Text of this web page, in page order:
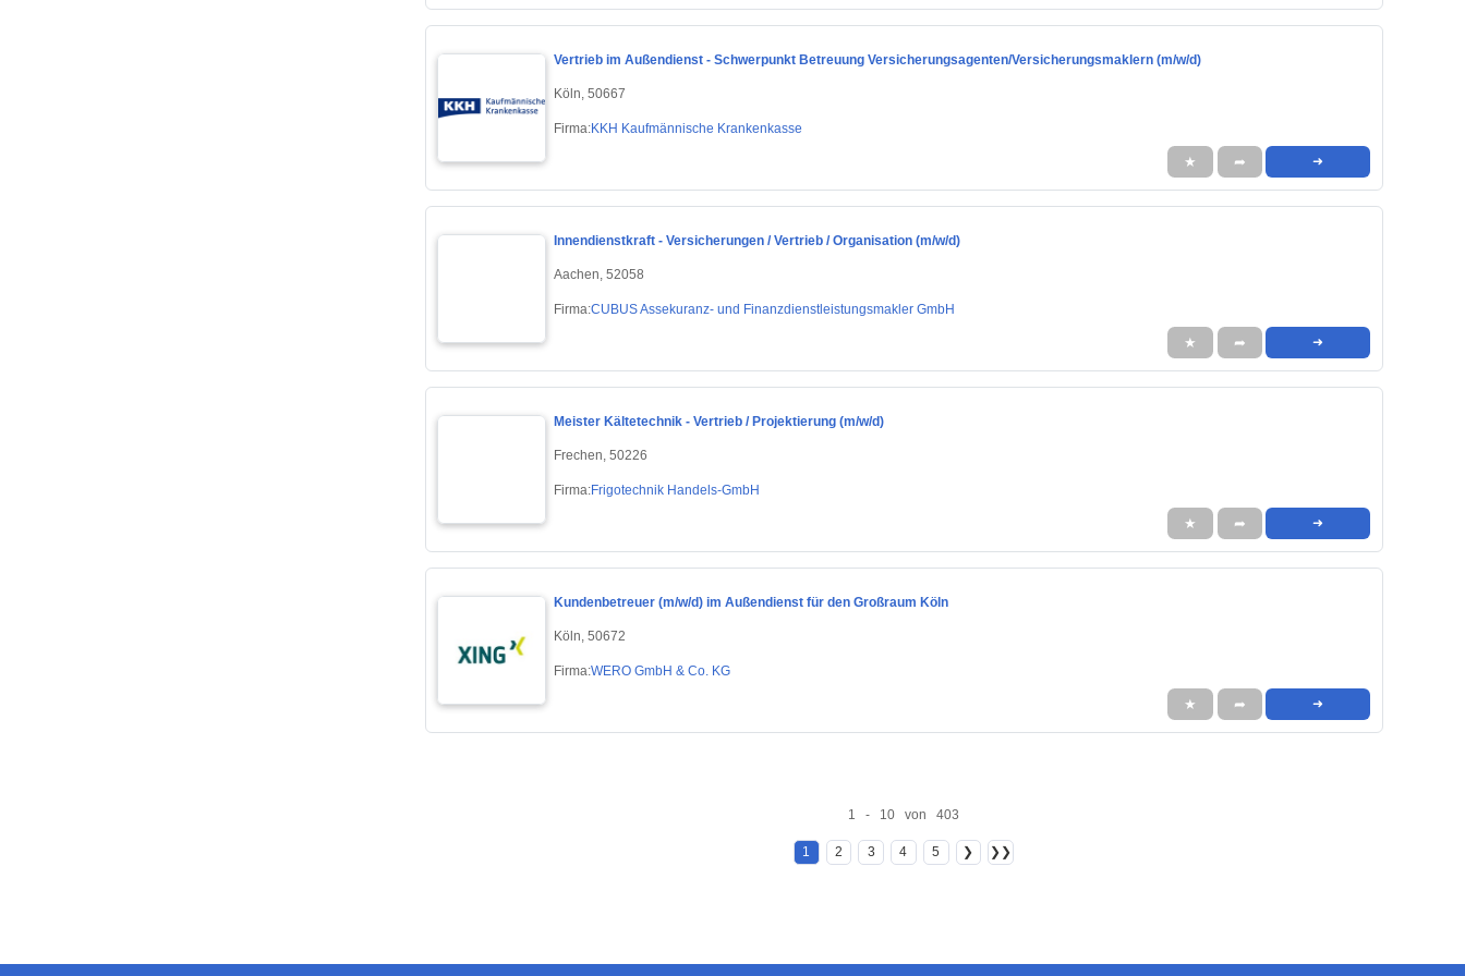
Vertrieb im Außendienst - Schwerpunkt Betreuung Versicherungsagenten/Versicherungsmaklern (m/w/d)
Köln, 50667
Firma:KKH Kaufmännische Krankenkasse
★ ➦ ➜
Innendienstkraft - Versicherungen / Vertrieb / Organisation (m/w/d)
Aachen, 52058
Firma:CUBUS Assekuranz- und Finanzdienstleistungsmakler GmbH
★ ➦ ➜
Meister Kältetechnik - Vertrieb / Projektierung (m/w/d)
Frechen, 50226
Firma:Frigotechnik Handels-GmbH
★ ➦ ➜
Kundenbetreuer (m/w/d) im Außendienst für den Großraum Köln
Köln, 50672
Firma:WERO GmbH & Co. KG
★ ➦ ➜
1 - 10 von 403
1 2 3 4 5 ❯ ❯❯